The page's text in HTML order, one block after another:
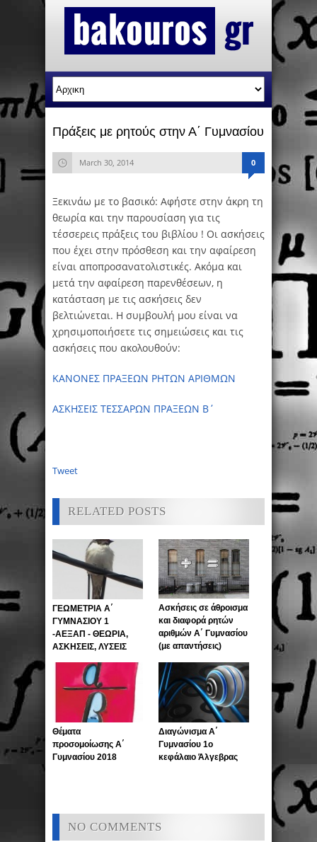
Πράξεις με ρητούς στην Α΄ Γυμνασίου
March 30, 2014 0
Ξεκινάω με το βασικό: Αφήστε στην άκρη τη
θεωρία και την παρουσίαση για τις
τέσσερεις πράξεις του βιβλίου ! Οι ασκήσεις
που έχει στην πρόσθεση και την αφαίρεση
είναι αποπροσανατολιστικές. Ακόμα και
μετά την αφαίρεση παρενθέσεων, η
κατάσταση με τις ασκήσεις δεν
βελτιώνεται. Η συμβουλή μου είναι να
χρησιμοποιήσετε τις σημειώσεις και τις
ασκήσεις που ακολουθούν:
ΚΑΝΟΝΕΣ ΠΡΑΞΕΩΝ ΡΗΤΩΝ ΑΡΙΘΜΩΝ
ΑΣΚΗΣΕΙΣ ΤΕΣΣΑΡΩΝ ΠΡΑΞΕΩΝ Β΄
Tweet
RELATED POSTS
ΓΕΩΜΕΤΡΙΑ Α΄
ΓΥΜΝΑΣΙΟΥ 1
-ΑΕΞΑΠ - ΘΕΩΡΙΑ,
ΑΣΚΗΣΕΙΣ, ΛΥΣΕΙΣ
Ασκήσεις σε άθροισμα
και διαφορά ρητών
αριθμών Α΄ Γυμνασίου
(με απαντήσεις)
Θέματα
προσομοίωσης Α΄
Γυμνασίου 2018
Διαγώνισμα Α΄
Γυμνασίου 1ο
κεφάλαιο Άλγεβρας
NO COMMENTS